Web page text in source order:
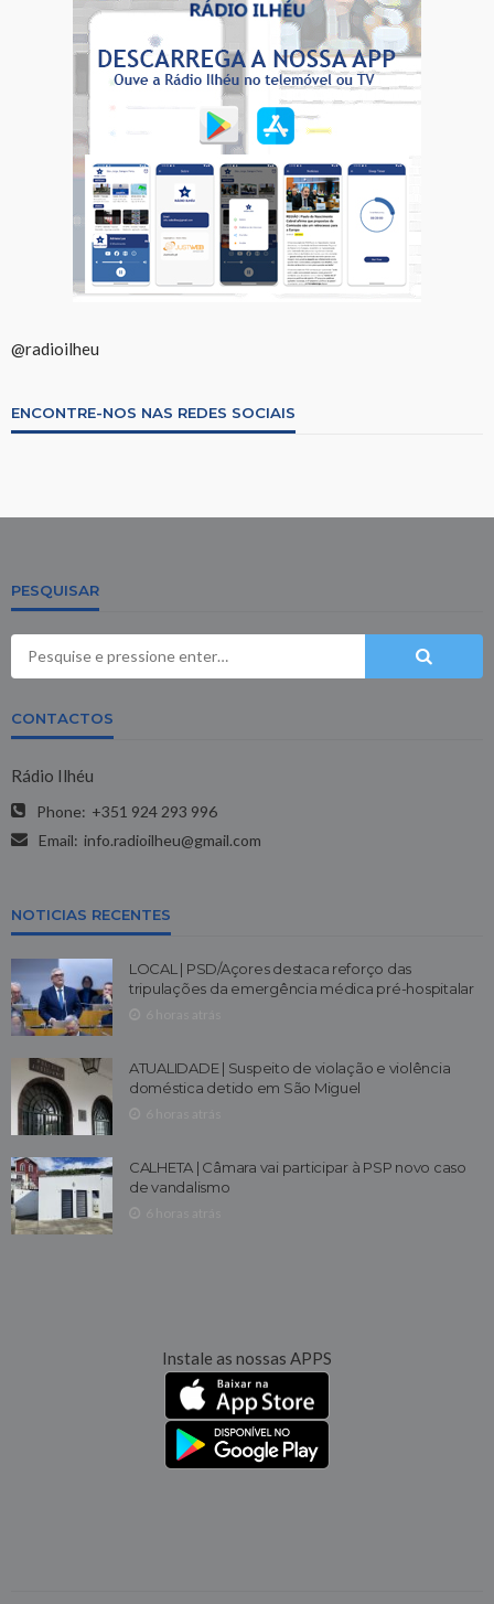
@radioilheu
ENCONTRE-NOS NAS REDES SOCIAIS
PESQUISAR
CONTACTOS
Rádio Ilhéu
Phone: +351 924 293 996
Email: info.radioilheu@gmail.com
NOTICIAS RECENTES
LOCAL | PSD/Açores destaca reforço das
tripulações da emergência médica pré-hospitalar
ATUALIDADE | Suspeito de violação e violência
doméstica detido em São Miguel
CALHETA | Câmara vai participar à PSP novo caso
de vandalismo
Instale as nossas APPS